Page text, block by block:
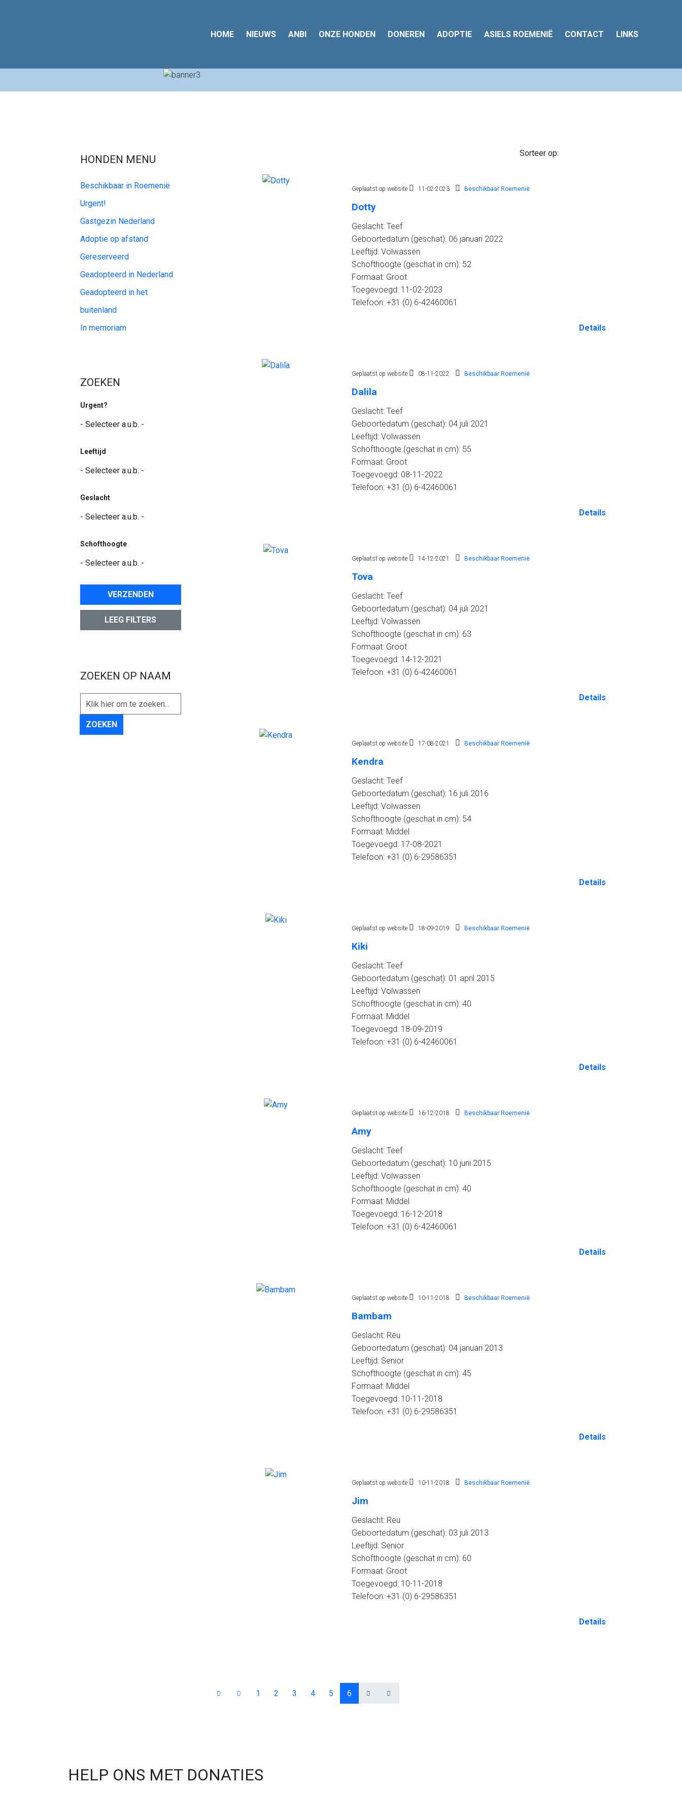
HOME NIEUWS ANBI ONZE HONDEN DONEREN ADOPTIE ASIELS ROEMENIË CONTACT LINKS
HONDEN MENU
Beschikbaar in Roemenië
Urgent!
Gastgezin Nederland
Adoptie op afstand
Gereserveerd
Geadopteerd in Nederland
Geadopteerd in het
buitenland
In memoriam
ZOEKEN
Urgent?
Leeftijd
Geslacht
Schofthoogte
VERZENDEN
LEEG FILTERS
ZOEKEN OP NAAM
ZOEKEN
Geplaatst op website 11-02-2023 Beschikbaar Roemenië
Dotty
Geslacht: Teef
Geboortedatum (geschat): 06 januari 2022
Leeftijd: Volwassen
Schofthoogte (geschat in cm): 52
Formaat: Groot
Toegevoegd: 11-02-2023
Telefoon: +31 (0) 6-42460061
Details
Geplaatst op website 08-11-2022 Beschikbaar Roemenië
Dalila
Geslacht: Teef
Geboortedatum (geschat): 04 juli 2021
Leeftijd: Volwassen
Schofthoogte (geschat in cm): 55
Formaat: Groot
Toegevoegd: 08-11-2022
Telefoon: +31 (0) 6-42460061
Details
Geplaatst op website 14-12-2021 Beschikbaar Roemenië
Tova
Geslacht: Teef
Geboortedatum (geschat): 04 juli 2021
Leeftijd: Volwassen
Schofthoogte (geschat in cm): 63
Formaat: Groot
Toegevoegd: 14-12-2021
Telefoon: +31 (0) 6-42460061
Details
Geplaatst op website 17-08-2021 Beschikbaar Roemenië
Kendra
Geslacht: Teef
Geboortedatum (geschat): 16 juli 2016
Leeftijd: Volwassen
Schofthoogte (geschat in cm): 54
Formaat: Middel
Toegevoegd: 17-08-2021
Telefoon: +31 (0) 6-29586351
Details
Geplaatst op website 18-09-2019 Beschikbaar Roemenië
Kiki
Geslacht: Teef
Geboortedatum (geschat): 01 april 2015
Leeftijd: Volwassen
Schofthoogte (geschat in cm): 40
Formaat: Middel
Toegevoegd: 18-09-2019
Telefoon: +31 (0) 6-42460061
Details
Geplaatst op website 16-12-2018 Beschikbaar Roemenië
Amy
Geslacht: Teef
Geboortedatum (geschat): 10 juni 2015
Leeftijd: Volwassen
Schofthoogte (geschat in cm): 40
Formaat: Middel
Toegevoegd: 16-12-2018
Telefoon: +31 (0) 6-42460061
Details
Geplaatst op website 10-11-2018 Beschikbaar Roemenië
Bambam
Geslacht: Reu
Geboortedatum (geschat): 04 januari 2013
Leeftijd: Senior
Schofthoogte (geschat in cm): 45
Formaat: Middel
Toegevoegd: 10-11-2018
Telefoon: +31 (0) 6-29586351
Details
Geplaatst op website 10-11-2018 Beschikbaar Roemenië
Jim
Geslacht: Reu
Geboortedatum (geschat): 03 juli 2013
Leeftijd: Senior
Schofthoogte (geschat in cm): 60
Formaat: Groot
Toegevoegd: 10-11-2018
Telefoon: +31 (0) 6-29586351
Details
1 2 3 4 5 6
HELP ONS MET DONATIES